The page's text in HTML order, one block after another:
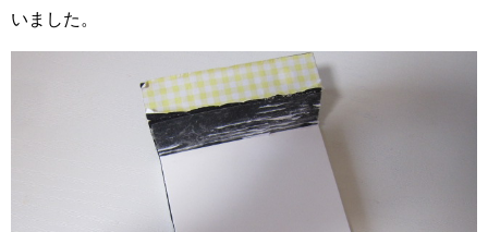
いました。